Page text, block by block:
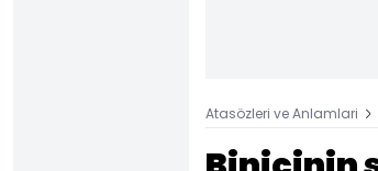
Atasözleri ve Anlamlari